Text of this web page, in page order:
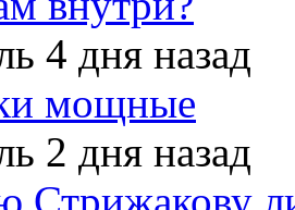
4 дня назад
мощные
2 дня назад